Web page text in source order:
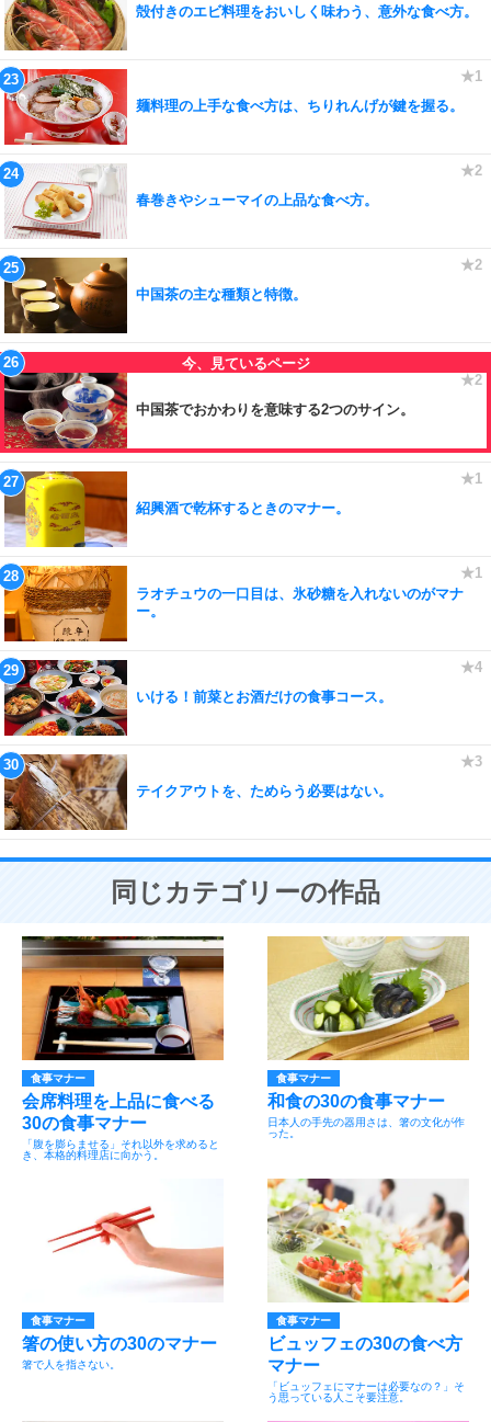
殻付きのエビ料理をおいしく味わう、意外な食べ方。
麺料理の上手な食べ方は、ちりれんげが鍵を握る。
春巻きやシューマイの上品な食べ方。
中国茶の主な種類と特徴。
中国茶でおかわりを意味する2つのサイン。
紹興酒で乾杯するときのマナー。
ラオチュウの一口目は、氷砂糖を入れないのがマナ
ー。
いける！前菜とお酒だけの食事コース。
テイクアウトを、ためらう必要はない。
同じカテゴリーの作品
食事マナー
会席料理を上品に食べる
30の食事マナー
「腹を膨らませる」それ以外を求めると
き、本格的料理店に向かう。
食事マナー
和食の30の食事マナー
日本人の手先の器用さは、箸の文化が作
った。
食事マナー
箸の使い方の30のマナー
箸で人を指さない。
食事マナー
ビュッフェの30の食べ方
マナー
「ビュッフェにマナーは必要なの？」そ
う思っている人こそ要注意。